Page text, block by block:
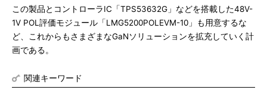
この製品とコントローラIC「TPS53632G」などを搭載した48V-
1V POL評価モジュール「LMG5200POLEVM-10」も用意するな
ど、これからもさまざまなGaNソリューションを拡充していく計
画である。
関連キーワード